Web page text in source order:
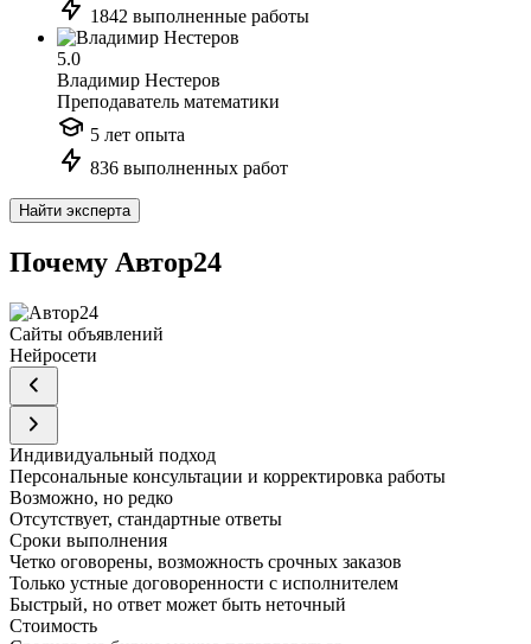
1842 выполненные работы
5.0
Владимир Нестеров
Преподаватель математики
5 лет опыта
836 выполненных работ
Найти эксперта
Почему Автор24
Сайты объявлений
Нейросети
Индивидуальный подход
Персональные консультации и корректировка работы
Возможно, но редко
Отсутствует, стандартные ответы
Сроки выполнения
Четко оговорены, возможность срочных заказов
Только устные договоренности с исполнителем
Быстрый, но ответ может быть неточный
Стоимость